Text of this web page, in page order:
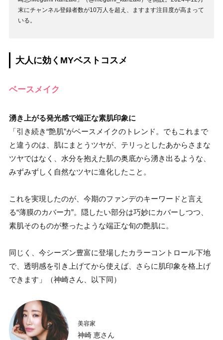
末にチャンネル登録者数が10万人を超え、ますます注目度が高まって
いる。
大人に効くMYベストコスメ
ベースメイク
湧き上がる発光感で端正な素肌印象に
「引き続き“艶肌”がベースメイクのトレンド。でもこれまで
と違うのは、肌にまとうツヤが、テリっとしたあからさまな
ツヤではなく、水分を抱えた肌の奥底から湧き出るような、
みずみずしく自然なツヤに進化したこと。
これを実現したのが、今期のファンデのキーワードと言え
る“薄膜のカバー力”。隠したい部分は巧妙にカバーしつつ、
素肌そのものが整ったような端正な旬の艶肌に。
同じく、今シーズン豊富に登場したカラーコントロール下地
で、透明感を引き上げてから使えば、さらに肌印象を格上げ
できます」（神崎さん、以下同）
美容家
神崎 恵さん